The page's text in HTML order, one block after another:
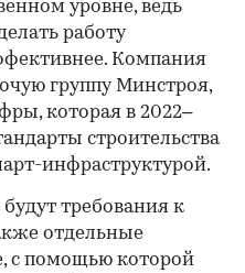
уровне, ведь
работу
Компания
группу Минстроя,
которая в 2022–
строительства
инфраструктурой.
требования к
отдельные
с помощью которой